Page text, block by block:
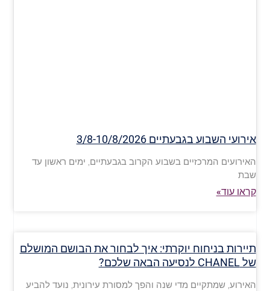
אירועי השבוע בגבעתיים 3/8-10/8/2026
האירועים המרכזיים בשבוע הקרוב בגבעתיים, ימים ראשון עד
שבת
קראו עוד»
תיירות בניחוח יוקרתי: איך לבחור את הבושם המושלם
של CHANEL לנסיעה הבאה שלכם?
האירוע, שמתקיים מדי שנה והפך למסורת עירונית, נועד להביע